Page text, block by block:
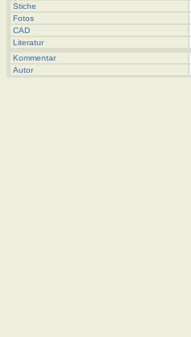
Stiche
Fotos
CAD
Literatur
Kommentar
Autor